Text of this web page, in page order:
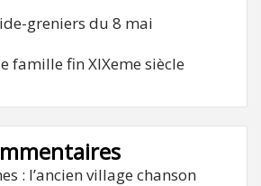
greniers du 8 mai
famille fin XIXeme siècle
: l’ancien village chanson